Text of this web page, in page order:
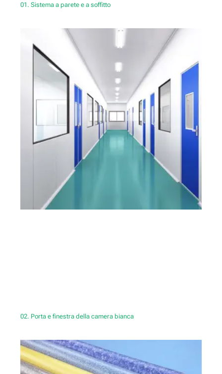
01. Sistema a parete e a soffitto
02. Porta e finestra della camera bianca